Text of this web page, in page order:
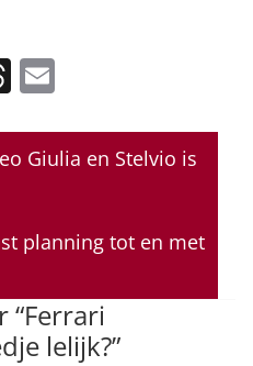
T
re
a
s
ai
l
Giulia en Stelvio is
planning tot en met
“Ferrari
lelijk?”